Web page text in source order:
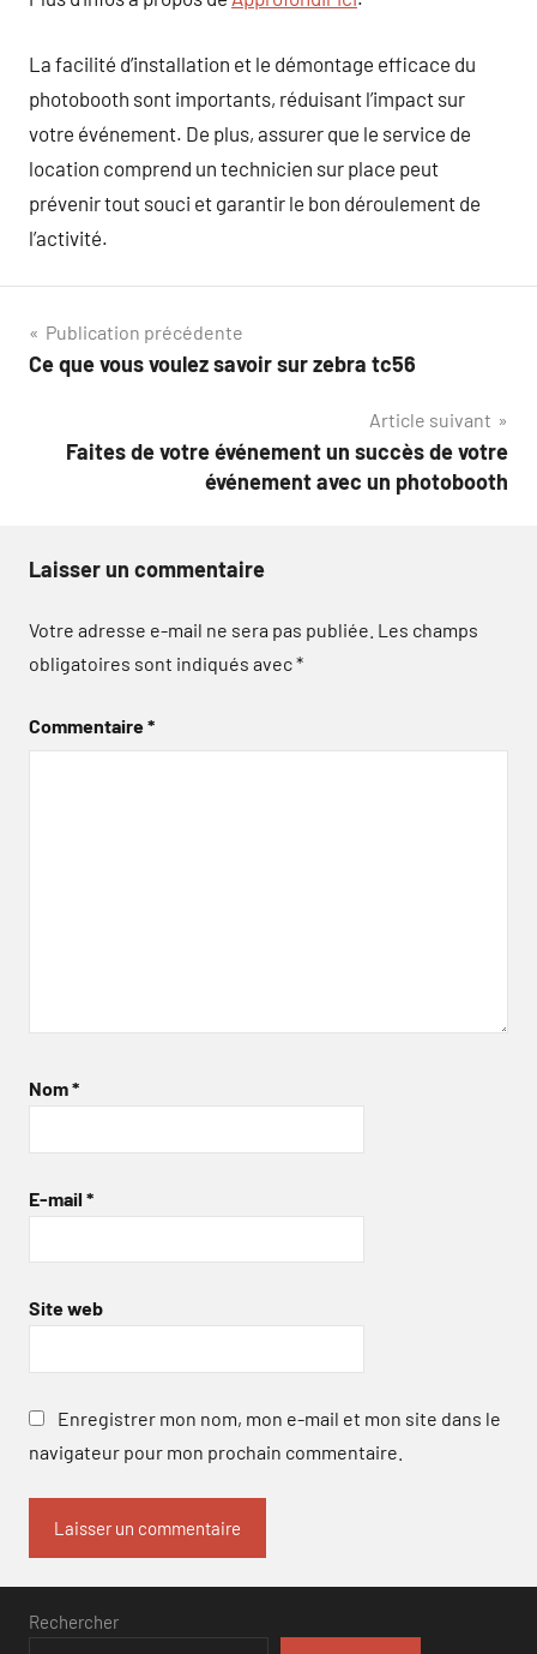
La facilité d’installation et le démontage efficace du
photobooth sont importants, réduisant l’impact sur
votre événement. De plus, assurer que le service de
location comprend un technicien sur place peut
prévenir tout souci et garantir le bon déroulement de
l’activité.
Navigation
de
Publication précédente
Ce que vous voulez savoir sur zebra tc56
Article suivant
Faites de votre événement un succès de votre
événement avec un photobooth
Laisser un commentaire
Votre adresse e-mail ne sera pas publiée. Les champs
obligatoires sont indiqués avec*
Commentaire*
Nom*
E-mail *
Site web
Enregistrer mon nom, mon e-mail et mon site dans le
navigateur pour mon prochain commentaire.
Rechercher